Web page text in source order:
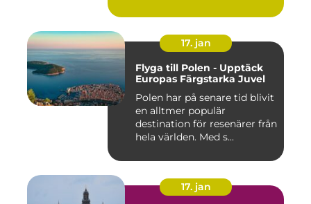
17. jan
Flyga till Polen - Upptäck
Europas Färgstarka Juvel
Polen har på senare tid blivit
en alltmer populär
destination för resenärer från
hela världen. Med s...
17. jan